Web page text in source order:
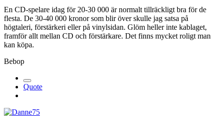
En CD-spelare idag för 20-30 000 är normalt tillräckligt bra för de
flesta. De 30-40 000 kronor som blir över skulle jag satsa på
högtaleri, förstärkeri eller på vinylsidan. Glöm heller inte kablaget,
framför allt mellan CD och förstärkare. Det finns mycket roligt man
kan köpa.
Bebop
Quote